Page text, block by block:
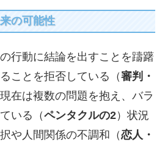
の可能性
行動に結論を出すことを躊躇
ことを拒否している（審判・
在は複数の問題を抱え、バラ
いる（ペンタクルの2）状況
や人間関係の不調和（恋人・